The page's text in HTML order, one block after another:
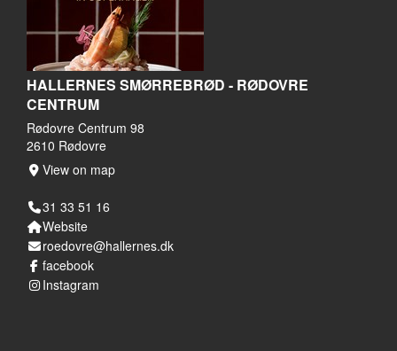
HALLERNES SMØRREBRØD - RØDOVRE
CENTRUM
Rødovre Centrum 98
2610 Rødovre
View on map
31 33 51 16
Website
roedovre@hallernes.dk
facebook
Instagram